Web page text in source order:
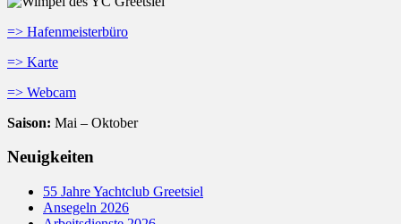
=> Hafenmeisterbüro
=> Karte
=> Webcam
Saison: Mai – Oktober
Neuigkeiten
55 Jahre Yachtclub Greetsiel
Ansegeln 2026